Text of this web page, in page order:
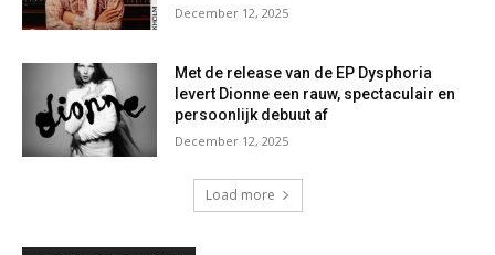
December 12, 2025
Met de release van de EP Dysphoria
levert Dionne een rauw, spectaculair en
persoonlijk debuut af
December 12, 2025
Load more